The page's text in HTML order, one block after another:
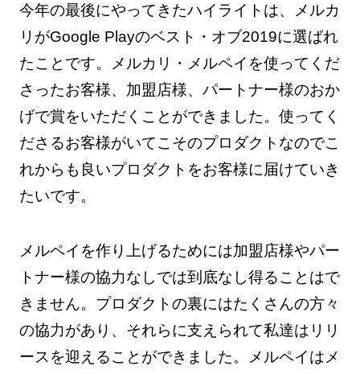
今年の最後にやってきたハイライトは、メルカ
リがGoogle Playのベスト・オブ2019に選ばれ
たことです。メルカリ・メルペイを使ってくだ
さったお客様、加盟店様、パートナー様のおか
げで賞をいただくことができました。使ってく
ださるお客様がいてこそのプロダクトなのでこ
れからも良いプロダクトをお客様に届けていき
たいです。
メルペイを作り上げるためには加盟店様やパー
トナー様の協力なしでは到底なし得ることはで
きません。プロダクトの裏にはたくさんの方々
の協力があり、それらに支えられて私達はリリ
ースを迎えることができました。メルペイはメ